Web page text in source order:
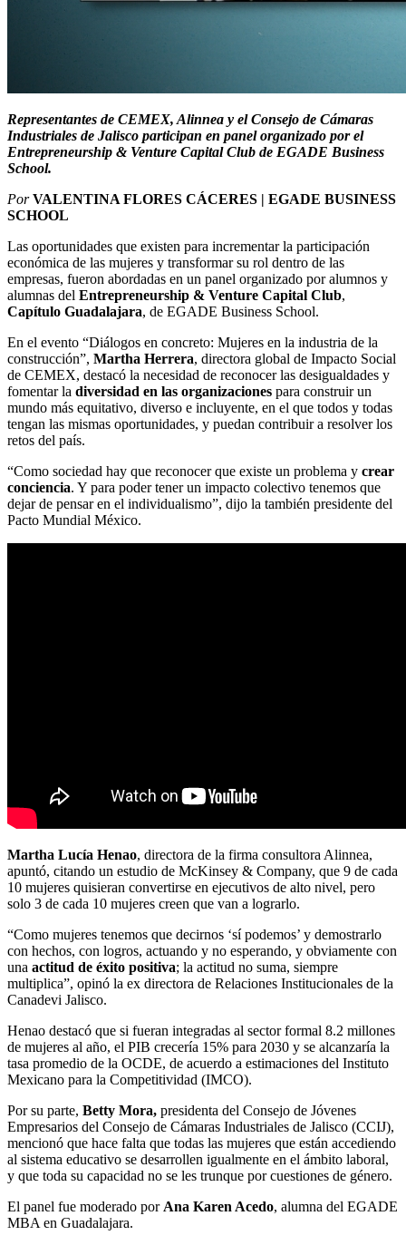
Representantes de CEMEX, Alinnea y el Consejo de Cámaras
Industriales de Jalisco participan en panel organizado por el
Entrepreneurship & Venture Capital Club de EGADE Business
School.
Por VALENTINA FLORES CÁCERES | EGADE BUSINESS
SCHOOL
Las oportunidades que existen para incrementar la participación
económica de las mujeres y transformar su rol dentro de las
empresas, fueron abordadas en un panel organizado por alumnos y
alumnas del Entrepreneurship & Venture Capital Club,
Capítulo Guadalajara, de EGADE Business School.
En el evento “Diálogos en concreto: Mujeres en la industria de la
construcción”, Martha Herrera, directora global de Impacto Social
de CEMEX, destacó la necesidad de reconocer las desigualdades y
fomentar la diversidad en las organizaciones para construir un
mundo más equitativo, diverso e incluyente, en el que todos y todas
tengan las mismas oportunidades, y puedan contribuir a resolver los
retos del país.
“Como sociedad hay que reconocer que existe un problema y crear
conciencia. Y para poder tener un impacto colectivo tenemos que
dejar de pensar en el individualismo”, dijo la también presidente del
Pacto Mundial México.
Martha Lucía Henao, directora de la firma consultora Alinnea,
apuntó, citando un estudio de McKinsey & Company, que 9 de cada
10 mujeres quisieran convertirse en ejecutivos de alto nivel, pero
solo 3 de cada 10 mujeres creen que van a lograrlo.
“Como mujeres tenemos que decirnos ‘sí podemos’ y demostrarlo
con hechos, con logros, actuando y no esperando, y obviamente con
una actitud de éxito positiva; la actitud no suma, siempre
multiplica”, opinó la ex directora de Relaciones Institucionales de la
Canadevi Jalisco.
Henao destacó que si fueran integradas al sector formal 8.2 millones
de mujeres al año, el PIB crecería 15% para 2030 y se alcanzaría la
tasa promedio de la OCDE, de acuerdo a estimaciones del Instituto
Mexicano para la Competitividad (IMCO).
Por su parte, Betty Mora, presidenta del Consejo de Jóvenes
Empresarios del Consejo de Cámaras Industriales de Jalisco (CCIJ),
mencionó que hace falta que todas las mujeres que están accediendo
al sistema educativo se desarrollen igualmente en el ámbito laboral,
y que toda su capacidad no se les trunque por cuestiones de género.
El panel fue moderado porAna Karen Acedo, alumna del EGADE
MBA en Guadalajara.